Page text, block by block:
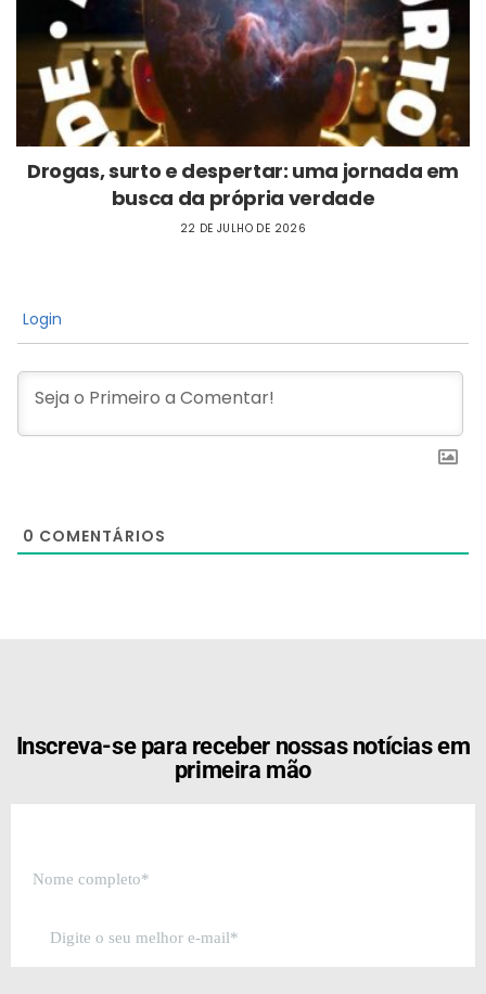
Drogas, surto e despertar: uma jornada em
busca da própria verdade
22 DE JULHO DE 2026
Login
0 COMENTÁRIOS
Inscreva-se para receber nossas notícias em
primeira mão